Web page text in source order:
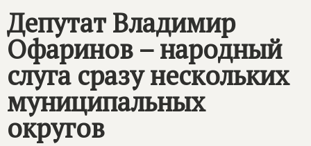
Депутат Владимир
Офаринов – народный
слуга сразу нескольких
муниципальных
округов